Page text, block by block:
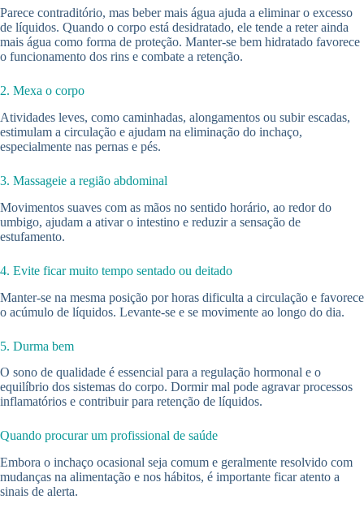
Parece contraditório, mas beber mais água ajuda a eliminar o excesso
de líquidos. Quando o corpo está desidratado, ele tende a reter ainda
mais água como forma de proteção. Manter-se bem hidratado favorece
o funcionamento dos rins e combate a retenção.
2. Mexa o corpo
Atividades leves, como caminhadas, alongamentos ou subir escadas,
estimulam a circulação e ajudam na eliminação do inchaço,
especialmente nas pernas e pés.
3. Massageie a região abdominal
Movimentos suaves com as mãos no sentido horário, ao redor do
umbigo, ajudam a ativar o intestino e reduzir a sensação de
estufamento.
4. Evite ficar muito tempo sentado ou deitado
Manter-se na mesma posição por horas dificulta a circulação e favorece
o acúmulo de líquidos. Levante-se e se movimente ao longo do dia.
5. Durma bem
O sono de qualidade é essencial para a regulação hormonal e o
equilíbrio dos sistemas do corpo. Dormir mal pode agravar processos
inflamatórios e contribuir para retenção de líquidos.
Quando procurar um profissional de saúde
Embora o inchaço ocasional seja comum e geralmente resolvido com
mudanças na alimentação e nos hábitos, é importante ficar atento a
sinais de alerta.